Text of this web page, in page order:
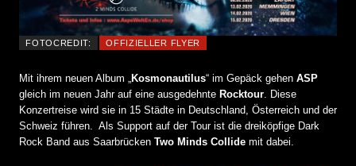
FOTOCREDIT: OFFIZIELLER FLYER
Mit ihrem neuen Album „ Kosmonautilus“ im Gepäck gehen ASP
gleich im neuen Jahr auf eine ausgedehnte Rocktour . Diese
Konzertreise wird sie in 15 Städte in Deutschland, Österreich und der
Schweiz führen. Als Support auf der Tour ist die dreiköpfige Dark
Rock Band aus Saarbrücken Two Minds Collide mit dabei.